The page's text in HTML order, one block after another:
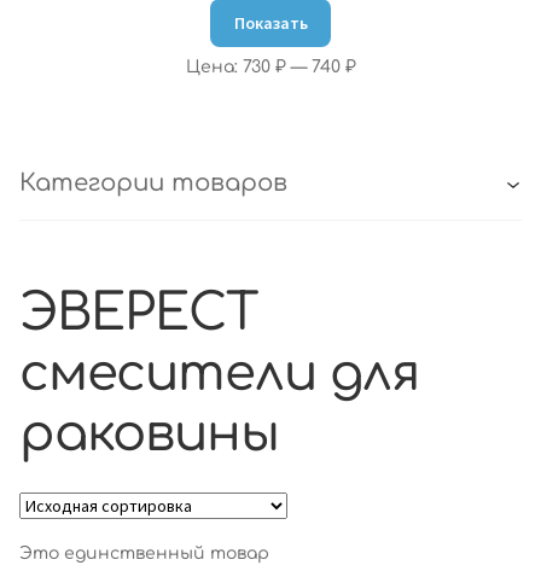
Показать
Цена: 730 ₽— 740 ₽
Категории товаров
ЭВЕРЕСТ
смесители для
раковины
Это единственный товар